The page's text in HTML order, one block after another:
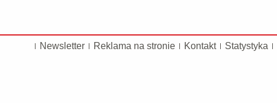
Newsletter Reklama na stronie Kontakt Statystyka